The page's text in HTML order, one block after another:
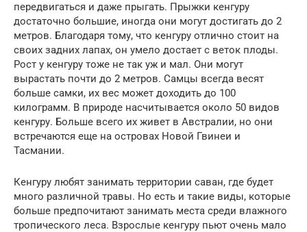
передвигаться и даже прыгать. Прыжки кенгуру
достаточно большие, иногда они могут достигать до 2
метров. Благодаря тому, что кенгуру отлично стоит на
своих задних лапах, он умело достает с веток плоды.
Рост у кенгуру тоже не так уж и мал. Они могут
вырастать почти до 2 метров. Самцы всегда весят
больше самки, их вес может доходить до 100
килограмм. В природе насчитывается около 50 видов
кенгуру. Больше всего их живет в Австралии, но они
встречаются еще на островах Новой Гвинеи и
Тасмании.
Кенгуру любят занимать территории саван, где будет
много различной травы. Но есть и такие виды, которые
больше предпочитают занимать места среди влажного
тропического леса. Взрослые кенгуру пьют очень мало